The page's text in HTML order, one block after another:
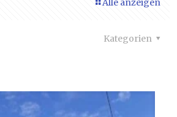
Alle anzeigen
Kategorien